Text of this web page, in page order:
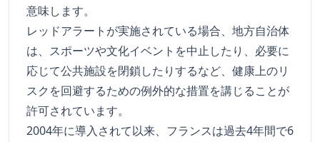
意味します。
レッドアラートが実施されている場合、地方自治体
は、スポーツや文化イベントを中止したり、必要に
応じて公共施設を閉鎖したりするなど、健康上のリ
スクを回避するための例外的な措置を講じることが
許可されています。
2004年に導入されて以来、フランスは過去4年間で6